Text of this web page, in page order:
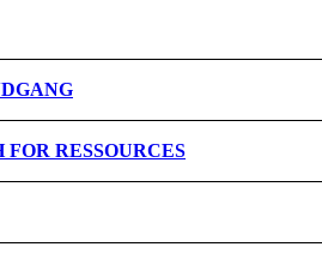
RESSOURCES